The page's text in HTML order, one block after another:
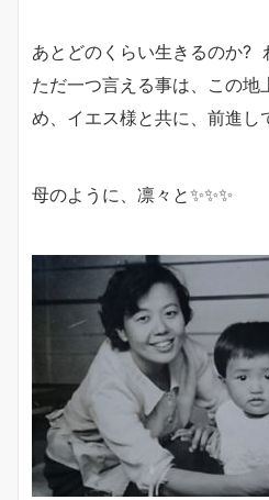
あとどのくらい生きるのか?
ただ一つ言える事は、この地
め、イエス様と共に、前進し
母のように、凛々と✨✨✨